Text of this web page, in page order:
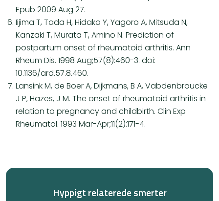
Epub 2009 Aug 27.
Iijima T, Tada H, Hidaka Y, Yagoro A, Mitsuda N,
Kanzaki T, Murata T, Amino N. Prediction of
postpartum onset of rheumatoid arthritis. Ann
Rheum Dis. 1998 Aug;57(8):460-3. doi:
10.1136/ard.57.8.460.
Lansink M, de Boer A, Dijkmans, B A, Vabdenbroucke
J P, Hazes, J M. The onset of rheumatoid arthritis in
relation to pregnancy and childbirth. Clin Exp
Rheumatol. 1993 Mar-Apr;11(2):171-4.
Hyppigt relaterede smerter